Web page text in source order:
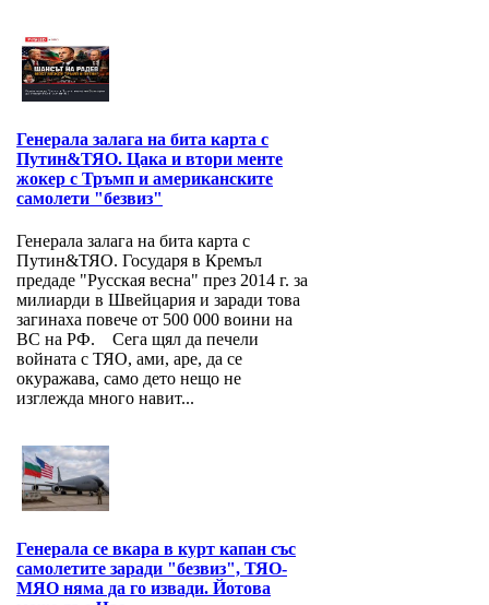
Генерала залага на бита карта с
Путин&ТЯО. Цака и втори менте
жокер с Тръмп и американските
самолети "безвиз"
Генерала залага на бита карта с
Путин&ТЯО. Государя в Кремъл
предаде "Русская весна" през 2014 г. за
милиарди в Швейцария и заради това
загинаха повече от 500 000 воини на
ВС на РФ. Сега щял да печели
войната с ТЯО, ами, аре, да се
окуражава, само дето нещо не
изглежда много навит...
Генерала се вкара в курт капан със
самолетите заради "безвиз", ТЯО-
МЯО няма да го извади. Йотова